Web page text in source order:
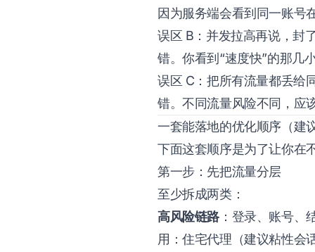
因为服务端会看到同一账号
误区 B：并发拉高再说，封
错。你看到“速度快”的那几
误区 C：把所有流量都丢给
错。不同流量风险不同，应
一套能落地的优化顺序（建
下面这套顺序是为了让你在
第一步：先把流量分层
至少拆成两类：
高风险链路 ：登录、账号、
用：住宅代理（建议粘性会